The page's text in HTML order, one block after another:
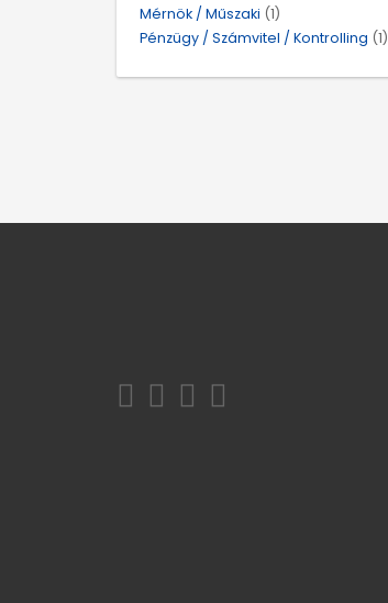
Mérnök / Műszaki (1)
Pénzügy / Számvitel / Kontrolling (1)